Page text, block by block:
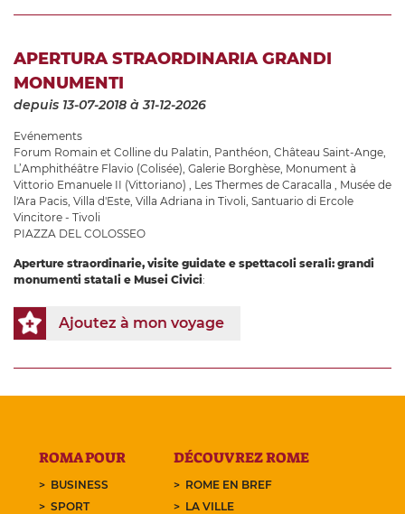
APERTURA STRAORDINARIA GRANDI
MONUMENTI
depuis 13-07-2018 à 31-12-2026
Evénements
Forum Romain et Colline du Palatin Panthéon Château Saint-Ange
L’Amphithéâtre Flavio (Colisée) Galerie Borghèse Monument à
Vittorio Emanuele II (Vittoriano)
Les Thermes de Caracalla
Musée de
l'Ara Pacis Villa d'Este Villa Adriana in Tivoli Santuario di Ercole
Vincitore - Tivoli
PIAZZA DEL COLOSSEO
Aperture straordinarie, visite guidate e spettacoli serali: grandi
monumenti statali e Musei Civici:
Ajoutez à mon voyage
ROMA POUR
BUSINESS
SPORT
DÉCOUVREZ ROME
ROME EN BREF
LA VILLE